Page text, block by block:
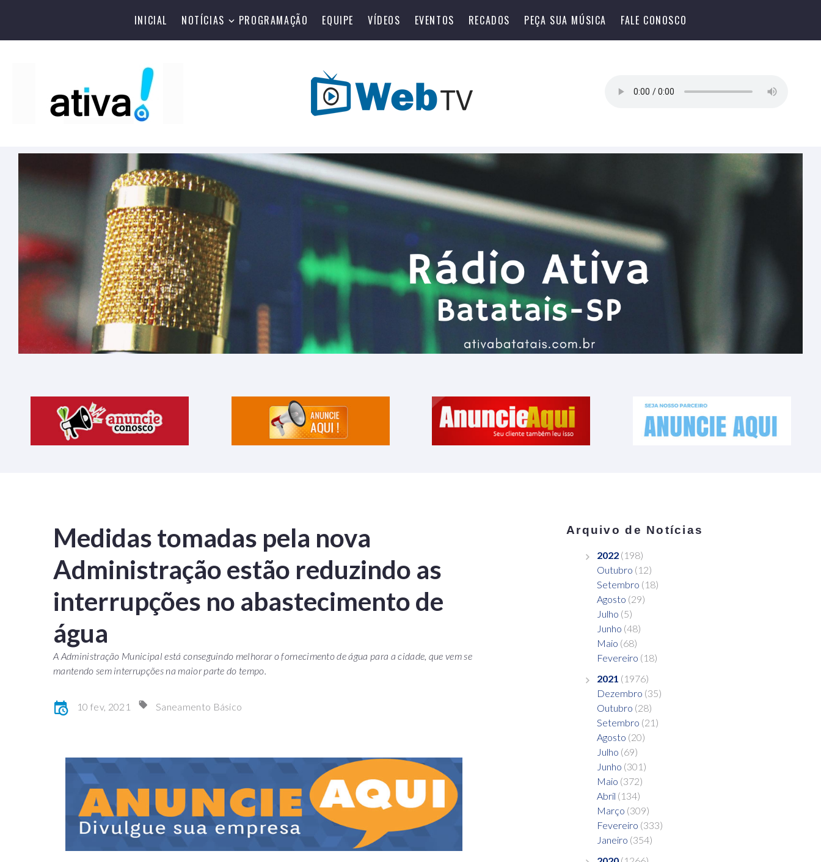
INICIAL NOTÍCIAS PROGRAMAÇÃO EQUIPE VÍDEOS EVENTOS RECADOS PEÇA SUA MÚSICA FALE CONOSCO
Medidas tomadas pela nova
Administração estão reduzindo as
interrupções no abastecimento de
água
A Administração Municipal está conseguindo melhorar o fornecimento de água para a cidade, que vem se
mantendo sem interrupções na maior parte do tempo.
10 fev, 2021 Saneamento Básico
Arquivo de Notícias
2022 (198)
Outubro (12)
Setembro (18)
Agosto (29)
Julho (5)
Junho (48)
Maio (68)
Fevereiro (18)
2021 (1976)
Dezembro (35)
Outubro (28)
Setembro (21)
Agosto (20)
Julho (69)
Junho (301)
Maio (372)
Abril (134)
Março (309)
Fevereiro (333)
Janeiro (354)